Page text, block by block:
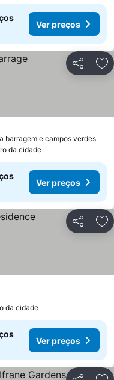
Ver preços
Partilhar
barragem e campos verdesVer
da cidade
Ver preços
Partilhar
da cidade
Ver preços